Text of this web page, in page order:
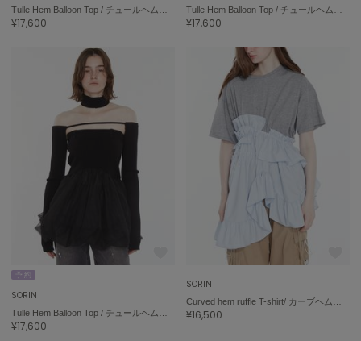
UNDERSON UNDERSON
アンダーソン アンダーソン
URBAN RESEARCH ROSSO
アーバンリサーチ ロッソ
ウサギブックス
USAGI Gallery
ウサギギャラリー
USAGI Gift
ウサギギフト
ウサギアイテム
USAGI Vintage
¥17,600 ¥17,600
予 約
SORIN
¥17,600
SORIN
¥16,500